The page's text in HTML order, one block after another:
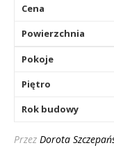
Cena
Powierzchnia
Pokoje
Piętro
Rok budowy
Przez Dorota